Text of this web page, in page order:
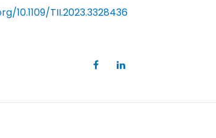
10.1109/TII.2023.3328436